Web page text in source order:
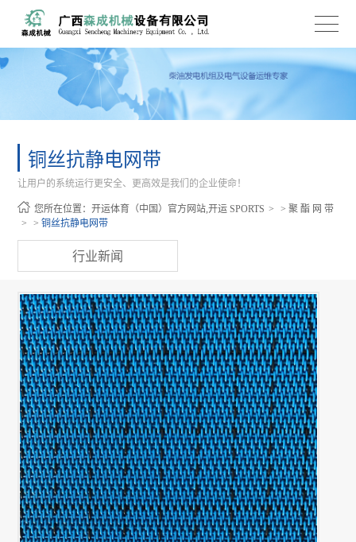
铜丝抗静电网带
让用户的系统运行更安全、更高效是我们的企业使命！
您所在位置：开运体育（中国）官方网站,开运 SPORTS >聚 酯 网 带
>铜丝抗静电网带
行业新闻